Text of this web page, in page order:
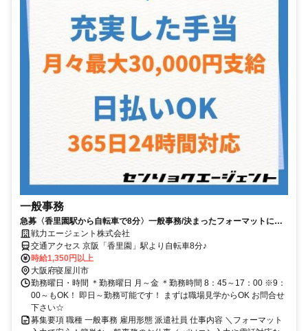
一般事務
急募〈香里園駅から自転車で8分〉一般事務/決まったフォーマットに入
力するだけ！
戦力エージェント株式会社
交通アクセス 京阪「香里園」駅より自転車8分♪
時給1,350円以上
大阪府寝屋川市
勤務曜日・時間 ＊勤務曜日 月～金 ＊勤務時間 8：45～17：00 ※9：
00～もOK！ 即日～勤務可能です！ まずは職場見学からOK お問合せ
下さい☆
募集要項 職種 一般事務 雇用形態 派遣社員 仕事内容 ＼フォーマット